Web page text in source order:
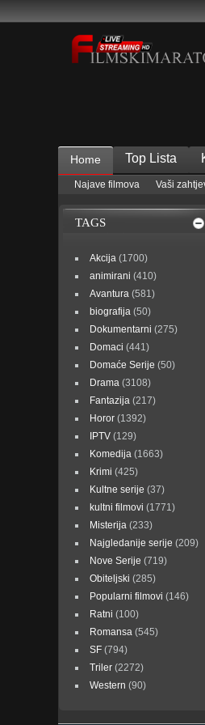
Home Top Lista
Najave filmova Vaši
TAGS
Akcija(1700)
animirani (410)
Avantura(581)
biografija(50)
Dokumentarni (275)
Domaci (441)
Domaće Serije (50)
Drama(3108)
Fantazija(217)
Horor(1392)
IPTV(129)
Komedija(1663)
Krimi (425)
Kultne serije (37)
kultni filmovi (1771)
Misterija(233)
Najgledanije serije (209)
Nove Serije (719)
Obiteljski (285)
Popularni filmovi (146)
Ratni (100)
Romansa(545)
SF(794)
Triler(2272)
Western (90)